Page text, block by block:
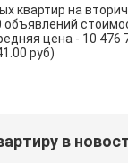
квартир на
объявлений
цена - 10 476
руб)
в